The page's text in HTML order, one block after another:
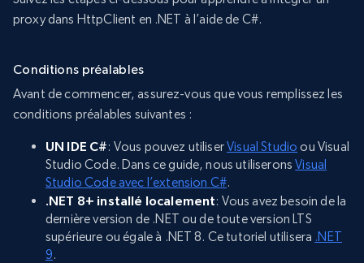
proxy dans HttpClient en .NET à l’aide de C#.
Conditions préalables
Avant de commencer, assurez-vous que vous remplissez les
conditions préalables suivantes :
UN IDE C#: Vous pouvez utiliserVisual Studio ou Visual
Studio Code. Dans ce guide, nous utiliseronsVisual
Studio Code avec l’extension C#.
.NET 8+ installé localement: Vous avez besoin de la
dernière version de .NET ou de toute version LTS
supérieure ou égale à .NET 8. Ce tutoriel utilisera .NET
9.